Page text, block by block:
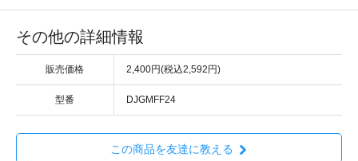
その他の詳細情報
販売価格 2,400円(税込2,592円)
型番 DJGMFF24
この商品を友達に教える